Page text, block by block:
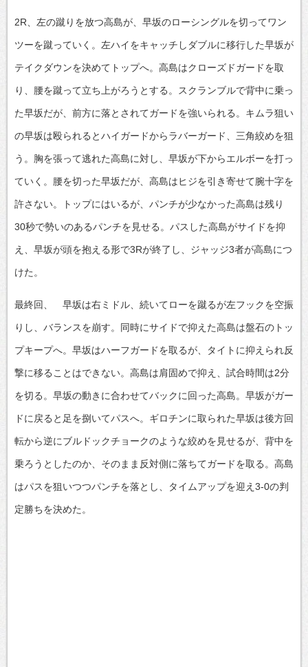
2R、左の蹴りを放つ高島が、早坂のローシングルを切ってワン
ツーを蹴っていく。左ハイをキャッチしダブルに移行した早坂が
テイクダウンを決めてトップへ。高島はクローズドガードを取
り、腰を蹴って立ち上がろうとする。スクランブルで背中に乗っ
た早坂だが、前方に落とされてガードを強いられる。キムラ狙い
の早坂は殴られるとハイガードからラバーガード、三角絞めを狙
う。胸を張って逃れた高島に対し、早坂が下からエルボーを打っ
ていく。腰を切った早坂だが、高島はヒジを引き寄せて腕十字を
許さない。トップにはいるが、パンチが少なかった高島は残り
30秒で勢いのあるパンチを見せる。パスした高島がサイドを抑
え、早坂が頭を抱える形で3Rが終了し、ジャッジ3者が高島につ
けた。
最終回、 早坂は右ミドル、続いてローを蹴るが左フックを空振
りし、バランスを崩す。同時にサイドで抑えた高島は盤石のトッ
プキープへ。早坂はハーフガードを取るが、タイトに抑えられ反
撃に移ることはできない。高島は肩固めで抑え、試合時間は2分
を切る。早坂の動きに合わせてバックに回った高島。早坂がガー
ドに戻ると足を捌いてパスへ。ギロチンに取られた早坂は後方回
転から逆にブルドックチョークのような絞めを見せるが、背中を
乗ろうとしたのか、そのまま反対側に落ちてガードを取る。高島
はパスを狙いつつパンチを落とし、タイムアップを迎え3-0の判
定勝ちを決めた。